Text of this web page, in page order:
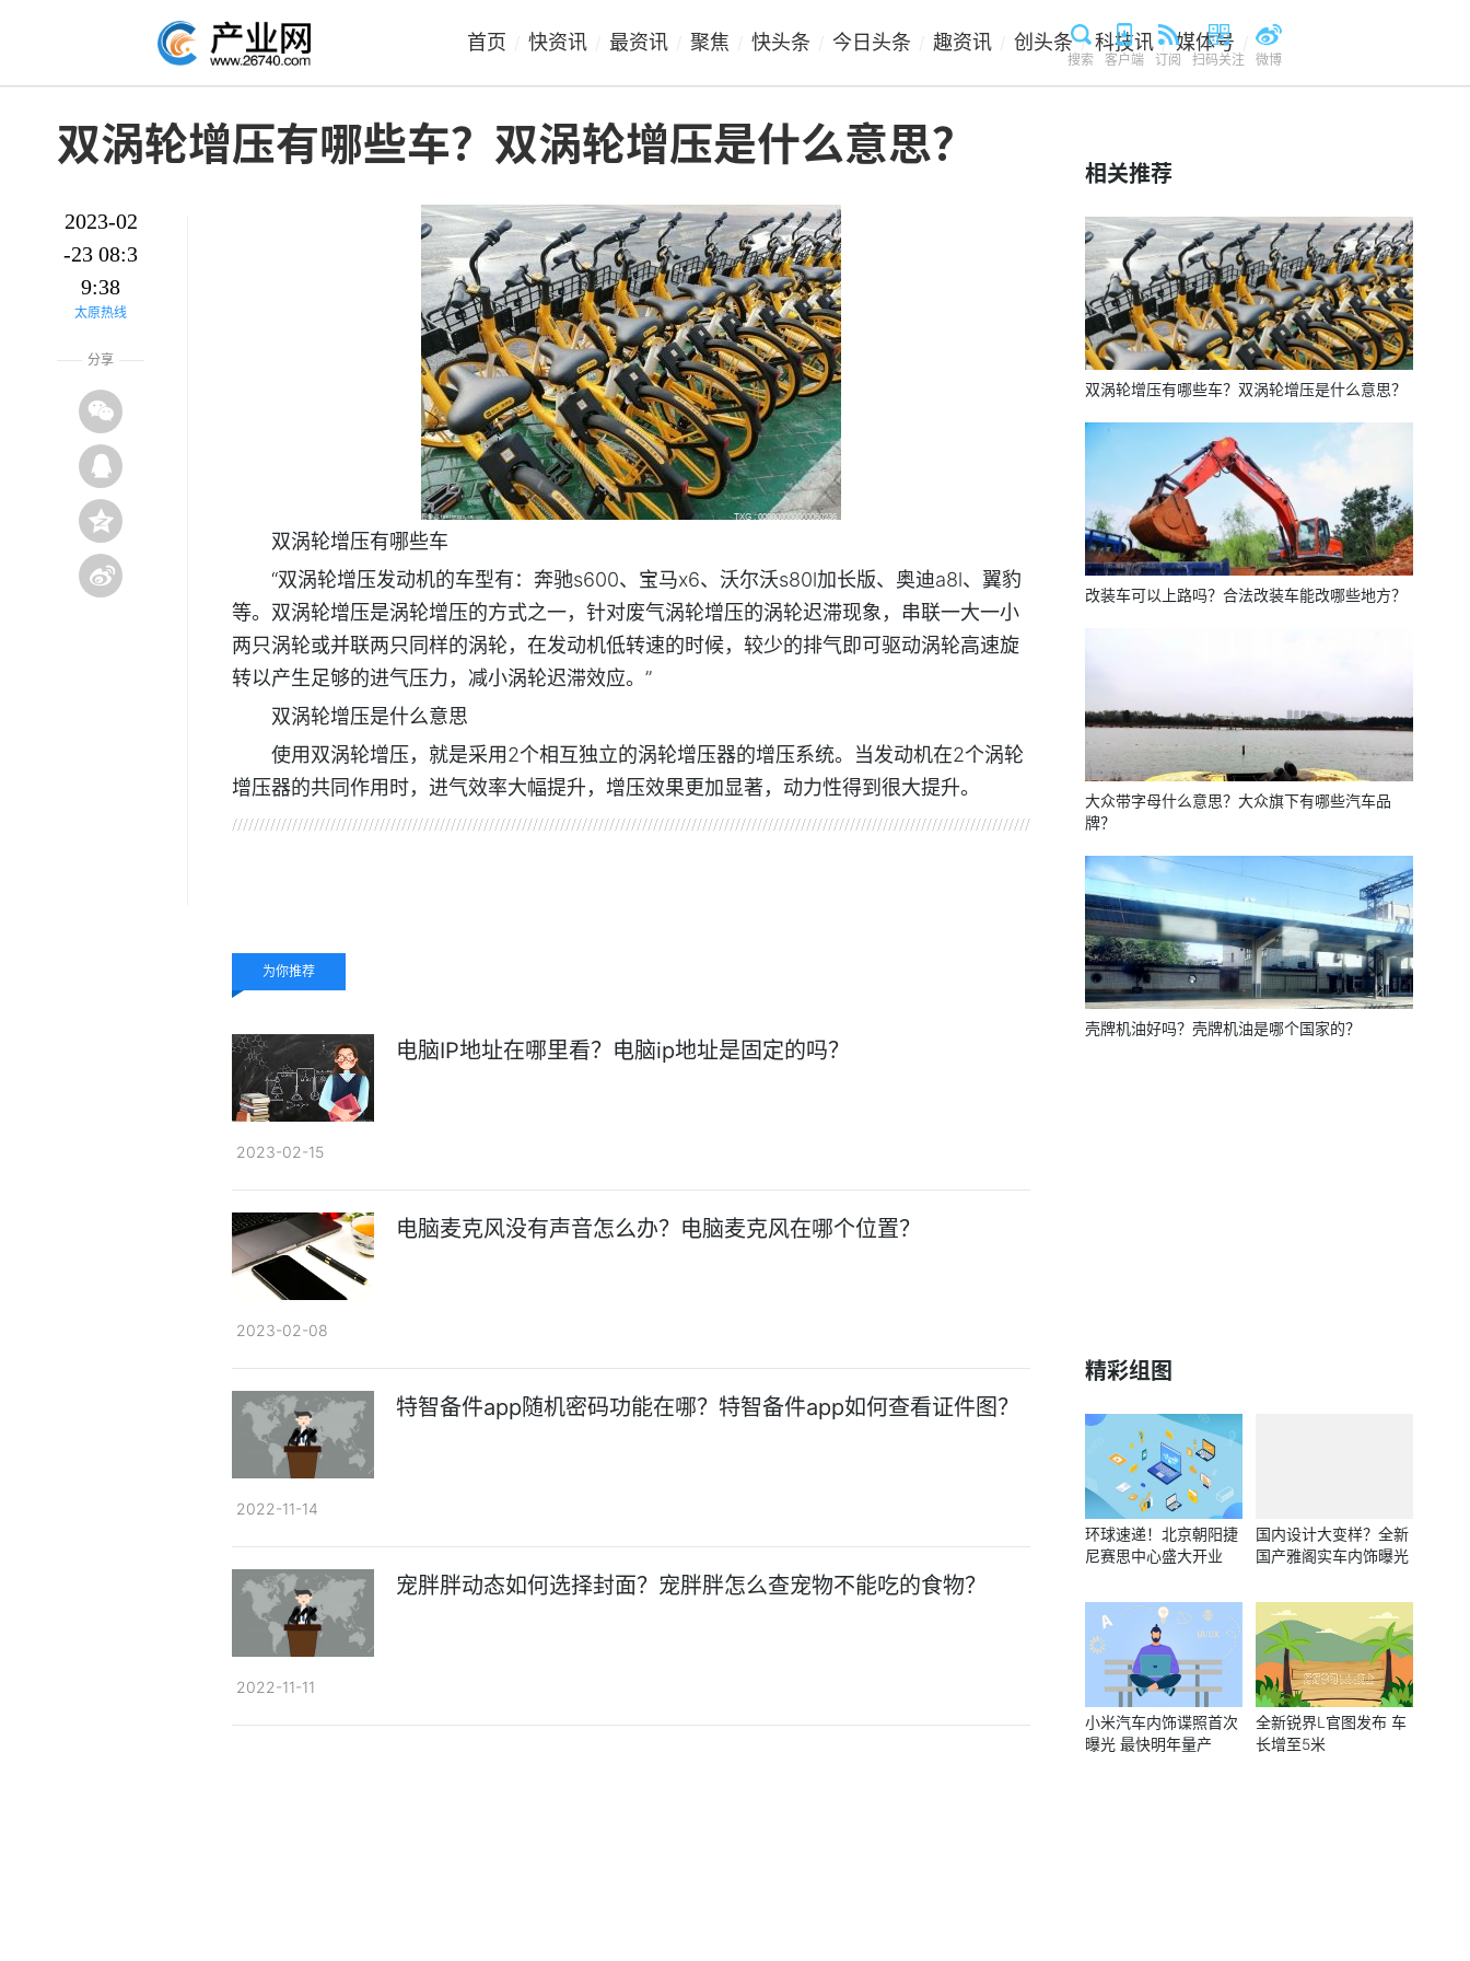
首页 快资讯 最资讯 聚焦 快头条 今日头条 趣资讯 创头条 / 科技讯 / 媒体号
搜索 客户端 订阅 扫码关注 微博
双涡轮增压有哪些车？双涡轮增压是什么意思？
2023-02
-23 08:3
9:38
太原热线
分享
双涡轮增压有哪些车
“双涡轮增压发动机的车型有：奔驰s600、宝马x6、沃尔沃s80l加长版、奥迪a8l、翼豹
等。双涡轮增压是涡轮增压的方式之一，针对废气涡轮增压的涡轮迟滞现象，串联一大一小
两只涡轮或并联两只同样的涡轮，在发动机低转速的时候，较少的排气即可驱动涡轮高速旋
转以产生足够的进气压力，减小涡轮迟滞效应。”
双涡轮增压是什么意思
使用双涡轮增压，就是采用2个相互独立的涡轮增压器的增压系统。当发动机在2个涡轮
增压器的共同作用时，进气效率大幅提升，增压效果更加显著，动力性得到很大提升。
为你推荐
电脑IP地址在哪里看？电脑ip地址是固定的吗？
2023-02-15
电脑麦克风没有声音怎么办？电脑麦克风在哪个位置？
2023-02-08
特智备件app随机密码功能在哪？特智备件app如何查看证件图？
2022-11-14
宠胖胖动态如何选择封面？宠胖胖怎么查宠物不能吃的食物？
2022-11-11
相关推荐
双涡轮增压有哪些车？双涡轮增压是什么意思？
改装车可以上路吗？合法改装车能改哪些地方？
大众带字母什么意思？大众旗下有哪些汽车品
牌？
壳牌机油好吗？壳牌机油是哪个国家的？
精彩组图
环球速递！北京朝阳捷
尼赛思中心盛大开业
国内设计大变样？全新
国产雅阁实车内饰曝光
小米汽车内饰谍照首次
曝光 最快明年量产
全新锐界L官图发布 车
长增至5米